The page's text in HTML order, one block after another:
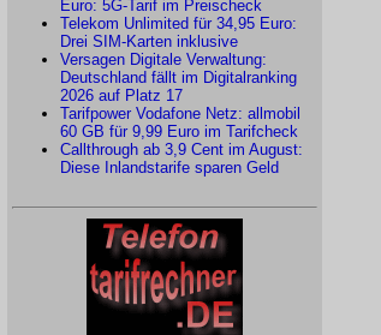
Euro: 5G-Tarif im Preischeck
Telekom Unlimited für 34,95 Euro:
Drei SIM-Karten inklusive
Versagen Digitale Verwaltung:
Deutschland fällt im Digitalranking
2026 auf Platz 17
Tarifpower Vodafone Netz: allmobil
60 GB für 9,99 Euro im Tarifcheck
Callthrough ab 3,9 Cent im August:
Diese Inlandstarife sparen Geld